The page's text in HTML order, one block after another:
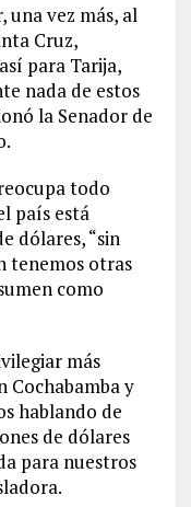
una vez más, al
Cruz,
para Tarija,
nada de estos
la Senador de
todo
país está
dólares, “sin
tenemos otras
como
más
Cochabamba y
hablando de
de dólares
para nuestros